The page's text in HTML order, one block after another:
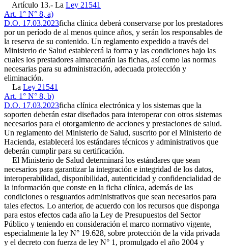
Artículo 13.- La Ley 21541
Art. 1° N° 8, a)
D.O. 17.03.2023ficha clínica deberá conservarse por los prestadores
por un período de al menos quince años, y serán los responsables de
la reserva de su contenido. Un reglamento expedido a través del
Ministerio de Salud establecerá la forma y las condiciones bajo las
cuales los prestadores almacenarán las fichas, así como las normas
necesarias para su administración, adecuada protección y
eliminación.
La Ley 21541
Art. 1° N° 8, b)
D.O. 17.03.2023ficha clínica electrónica y los sistemas que la
soporten deberán estar diseñados para interoperar con otros sistemas
necesarios para el otorgamiento de acciones y prestaciones de salud.
Un reglamento del Ministerio de Salud, suscrito por el Ministerio de
Hacienda, establecerá los estándares técnicos y administrativos que
deberán cumplir para su certificación.
El Ministerio de Salud determinará los estándares que sean
necesarios para garantizar la integración e integridad de los datos,
interoperabilidad, disponibilidad, autenticidad y confidencialidad de
la información que conste en la ficha clínica, además de las
condiciones o resguardos administrativos que sean necesarios para
tales efectos. Lo anterior, de acuerdo con los recursos que disponga
para estos efectos cada año la Ley de Presupuestos del Sector
Público y teniendo en consideración el marco normativo vigente,
especialmente la ley N° 19.628, sobre protección de la vida privada
y el decreto con fuerza de ley N° 1, promulgado el año 2004 y